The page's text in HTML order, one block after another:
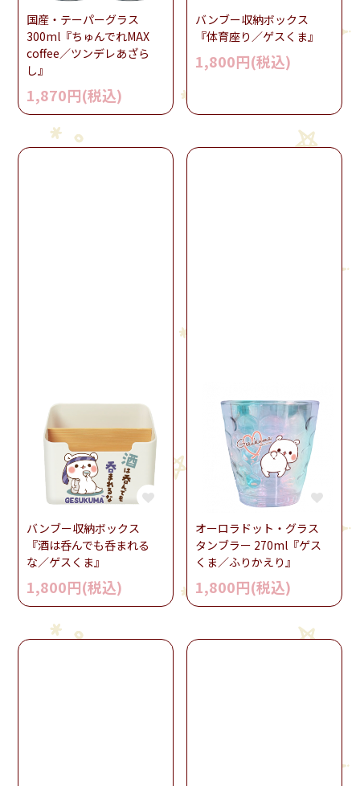
国産・テーパーグラス
300ml『ちゅんでれMAX
coffee／ツンデレあざら
し』
1,870円(税込)
バンブー収納ボックス
『体育座り／ゲスくま』
1,800円(税込)
バンブー収納ボックス
『酒は呑んでも呑まれる
な／ゲスくま』
1,800円(税込)
オーロラドット・グラス
タンブラー 270ml『ゲス
くま／ふりかえり』
1,800円(税込)